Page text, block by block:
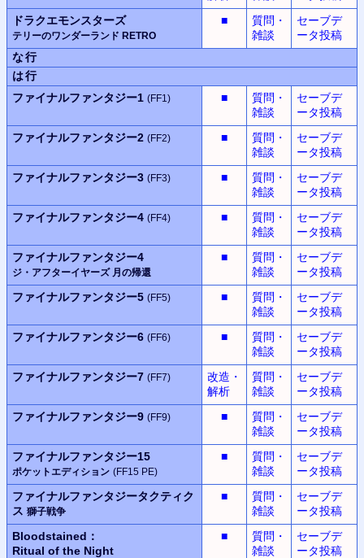
ドラクエモンスターズ
テリーのワンダーランド RETRO
■
質問・
雑談
セーブデ
ータ投稿
な行
は行
ファイナルファンタジー1 (FF1) ■
質問・
雑談
セーブデ
ータ投稿
ファイナルファンタジー2 (FF2) ■
質問・
雑談
セーブデ
ータ投稿
ファイナルファンタジー3 (FF3) ■
質問・
雑談
セーブデ
ータ投稿
ファイナルファンタジー4 (FF4) ■
質問・
雑談
セーブデ
ータ投稿
ファイナルファンタジー4
ジ・アフターイヤーズ 月の帰還
■
質問・
雑談
セーブデ
ータ投稿
ファイナルファンタジー5 (FF5) ■
質問・
雑談
セーブデ
ータ投稿
ファイナルファンタジー6 (FF6) ■
質問・
雑談
セーブデ
ータ投稿
ファイナルファンタジー7 (FF7)
改造・
解析
質問・
雑談
セーブデ
ータ投稿
ファイナルファンタジー9 (FF9) ■
質問・
雑談
セーブデ
ータ投稿
ファイナルファンタジー15
ポケットエディション (FF15 PE)
■
質問・
雑談
セーブデ
ータ投稿
ファイナルファンタジータクティク
ス 獅子戦争
■
質問・
雑談
セーブデ
ータ投稿
Bloodstained：
Ritual of the Night
■
質問・
雑談
セーブデ
ータ投稿